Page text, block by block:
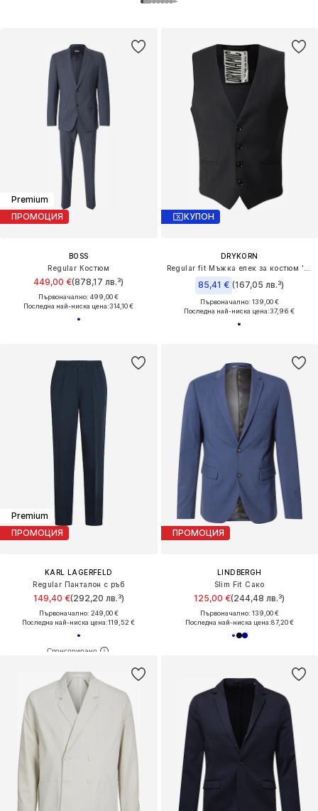
Premium
ПРОМОЦИЯ
BOSS
Regular Костюм
449,00 €(878,17 лв.³)
Първоначално: 499,00 €
Последна най-ниска цена:314,10 €
КУПОН
DRYKORN
85,41 € (167,05 лв.³)
Първоначално: 139,00 €
Последна най-ниска цена:37,96 €
Premium
ПРОМОЦИЯ
KARL LAGERFELD
Regular Панталон с ръб
149,40 €(292,20 лв.³)
Първоначално: 249,00 €
Последна най-ниска цена:119,52 €
ПРОМОЦИЯ
LINDBERGH
Slim Fit Сако
125,00 €(244,48 лв.³)
Първоначално: 139,00 €
Последна най-ниска цена:87,20 €